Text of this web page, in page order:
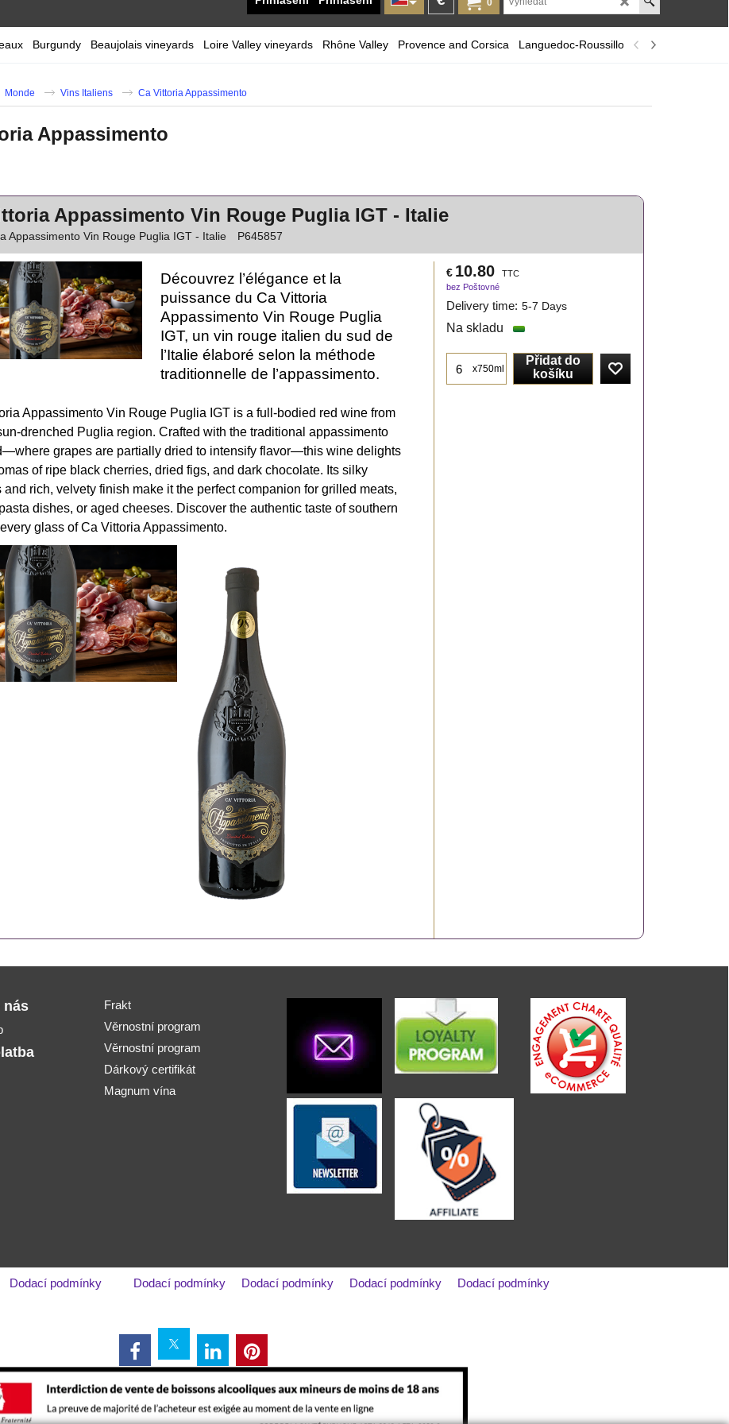
0
Burgundy Beaujolais vineyards Loire Valley vineyards Rhône Valley Provence and Corsica Languedoc-Roussillon A selection of
Monde Vins Italiens Ca Vittoria Appassimento
Appassimento
Appassimento Vin Rouge Puglia IGT - Italie
Appassimento Vin Rouge Puglia IGT - Italie P645857
€ 10.80
TTC
bez Poštovné
Delivery time: 5-7 Days
Na skladu
x750ml
Přidat do
košíku
Découvrez l’élégance et la
puissance du Ca Vittoria
Appassimento Vin Rouge Puglia
IGT, un vin rouge italien du sud de
l’Italie élaboré selon la méthode
traditionnelle de l’appassimento.
Appassimento Vin Rouge Puglia IGT is a full-bodied red wine from
sun-drenched Puglia region. Crafted with the traditional appassimento
grapes are partially dried to intensify flavor—this wine delights
of ripe black cherries, dried figs, and dark chocolate. Its silky
and rich, velvety finish make it the perfect companion for grilled meats,
dishes, or aged cheeses. Discover the authentic taste of southern
glass of Ca Vittoria Appassimento.
nás
Frakt
Věrnostní program
Věrnostní program
Dárkový certifikát
Magnum vína
Dodací podmínky Dodací podmínky Dodací podmínky Dodací podmínky Dodací podmínky